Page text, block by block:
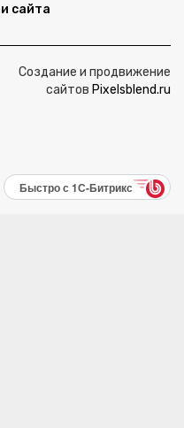
сайта
Создание и продвижение
сайтов Pixelsblend.ru
Быстро с 1С-Битрикс